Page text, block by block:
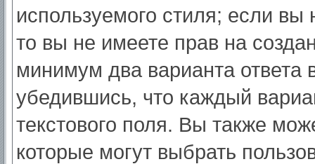
используемого стиля; если
то вы не имеете прав на
минимум два варианта ответа
убедившись, что каждый
текстового поля. Вы также
которые могут выбрать